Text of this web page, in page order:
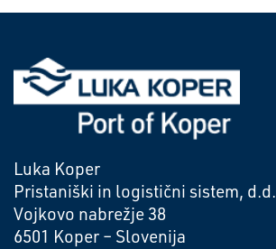
Luka Koper
Pristaniški in logistični sistem, d.d.
Vojkovo nabrežje 38
6501 Koper – Slovenija